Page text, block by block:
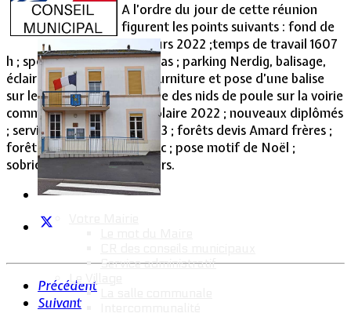
Service administratif
Le Village
A l’ordre du jour de cette réunion
figurent les points suivants : fond de
concours 2022 ;temps de travail 1607
h ; spectacle de Saint Nicolas ; parking Nerdig, balisage,
éclairage, signalétique ; fourniture et pose d’une balise
sur le giratoire ; rebouchage des nids de poule sur la voirie
communale ; allocation scolaire 2022 ; nouveaux diplômés
; service hivernal 2022-2023 ; forêts devis Amard frères ;
forêts devis Piazza Frédéric ; pose motif de Noël ;
sobriété énergétique ; divers.
Précédent
Suivant